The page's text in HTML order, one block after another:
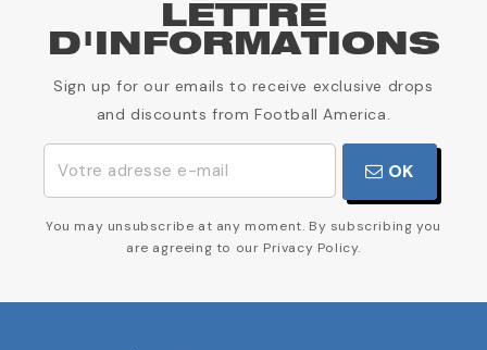
LETTRE
D'INFORMATIONS
Sign up for our emails to receive exclusive drops
and discounts from Football America.
OK
You may unsubscribe at any moment. By subscribing you
are agreeing to our Privacy Policy.